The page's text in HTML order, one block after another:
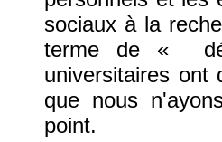
sociaux à la
terme de
universitaires ont
que nous
point.